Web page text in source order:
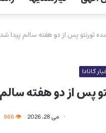
تورنتو پس از دو هفته سالم پیدا
کانادا
پس از دو هفته
می 28, 2026